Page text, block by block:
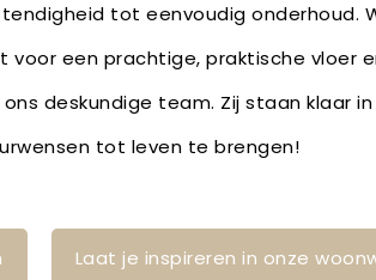
tot eenvoudig onderhoud.
voor een prachtige, praktische vloer
deskundige team. Zij staan klaar
tot leven te brengen!
Laat je inspireren in onze